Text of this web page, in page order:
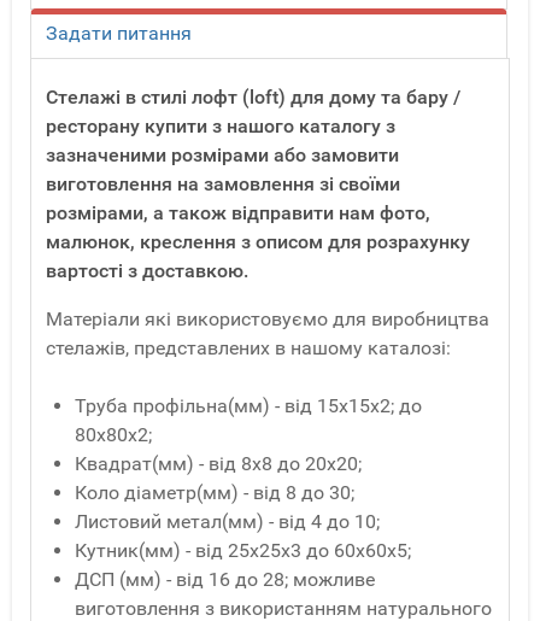
Задати питання
Стелажі в стилі лофт (loft) для дому та бару /
ресторану купити з нашого каталогу з
зазначеними розмірами або замовити
виготовлення на замовлення зі своїми
розмірами, а також відправити нам фото,
малюнок, креслення з описом для розрахунку
вартості з доставкою.
Матеріали які використовуємо для виробництва
стелажів, представлених в нашому каталозі:
Труба профільна(мм) - від 15x15x2; до
80x80x2;
Квадрат(мм) - від 8x8 до 20x20;
Коло діаметр(мм) - від 8 до 30;
Листовий метал(мм) - від 4 до 10;
Кутник(мм) - від 25x25x3 до 60x60x5;
ДСП (мм) - від 16 до 28; можливе
виготовлення з використанням натурального